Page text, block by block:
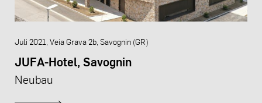
Juli 2021, Veia Grava 2b, Savognin (GR)
JUFA-Hotel, Savognin
Neubau